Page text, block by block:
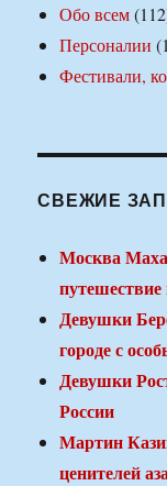
Обо всем
Персоналии
Фестивали,
СВЕЖИЕ
Москва
Девушки
городе с
Девушки
России
Мартин
ценителей